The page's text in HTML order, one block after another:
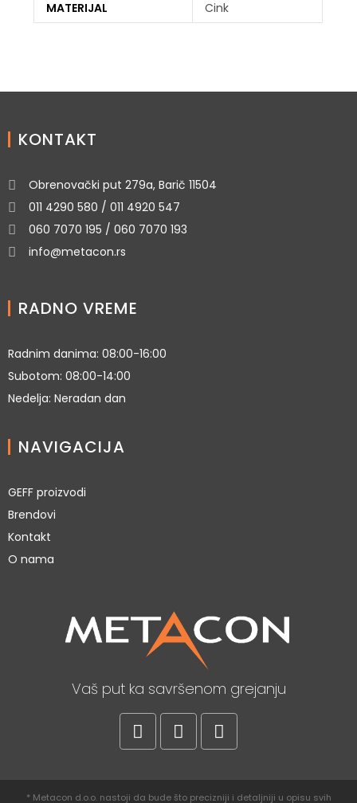
MATERIJAL
Cink
KONTAKT
Obrenovački put 279a, Barič 11504
011 4290 580 / 011 4920 547
060 7070 195 / 060 7070 193
info@metacon.rs
RADNO VREME
Radnim danima: 08:00-16:00
Subotom: 08:00-14:00
Nedelja: Neradan dan
NAVIGACIJA
GEFF proizvodi
Brendovi
Kontakt
O nama
Vaš put ka savršenom grejanju
* Metacon d.o.o. nastoji da bude što precizniji i detaljniji u opisu svih